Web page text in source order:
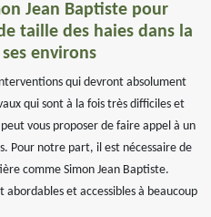
Jean Baptiste pour
taille des haies dans la
environs
qui devront absolument
qui sont à la fois très difficiles et
vous proposer de faire appel à un
Pour notre part, il est nécessaire de
comme Simon Jean Baptiste.
abordables et accessibles à beaucoup